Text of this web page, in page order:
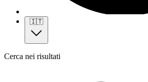
🇮🇹
Cerca nei risultati